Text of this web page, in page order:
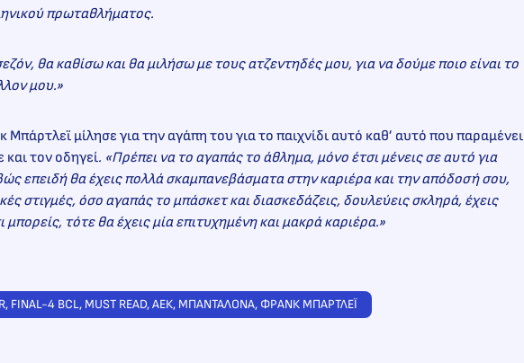
πρωταθλήματος.
θα καθίσω και θα μιλήσω με τους ατζεντηδές μου, για να δούμε ποιο είναι το
μου.»
Μπάρτλεϊ μίλησε για την αγάπη του για το παιχνίδι αυτό καθ’ αυτό που παραμένει
και τον οδηγεί. «Πρέπει να το αγαπάς το άθλημα, μόνο έτσι μένεις σε αυτό για
επειδή θα έχεις πολλά σκαμπανεβάσματα στην καριέρα και την απόδοσή σου,
στιγμές, όσο αγαπάς το μπάσκετ και διασκεδάζεις, δουλεύεις σκληρά, έχεις
μπορείς, τότε θα έχεις μία επιτυχημένη και μακρά καριέρα.»
, FINAL-4 BCL, MUST READ, ΑΕΚ, ΜΠΑΝΤΑΛΟΝΑ, ΦΡΑΝΚ ΜΠΑΡΤΛΕΪ